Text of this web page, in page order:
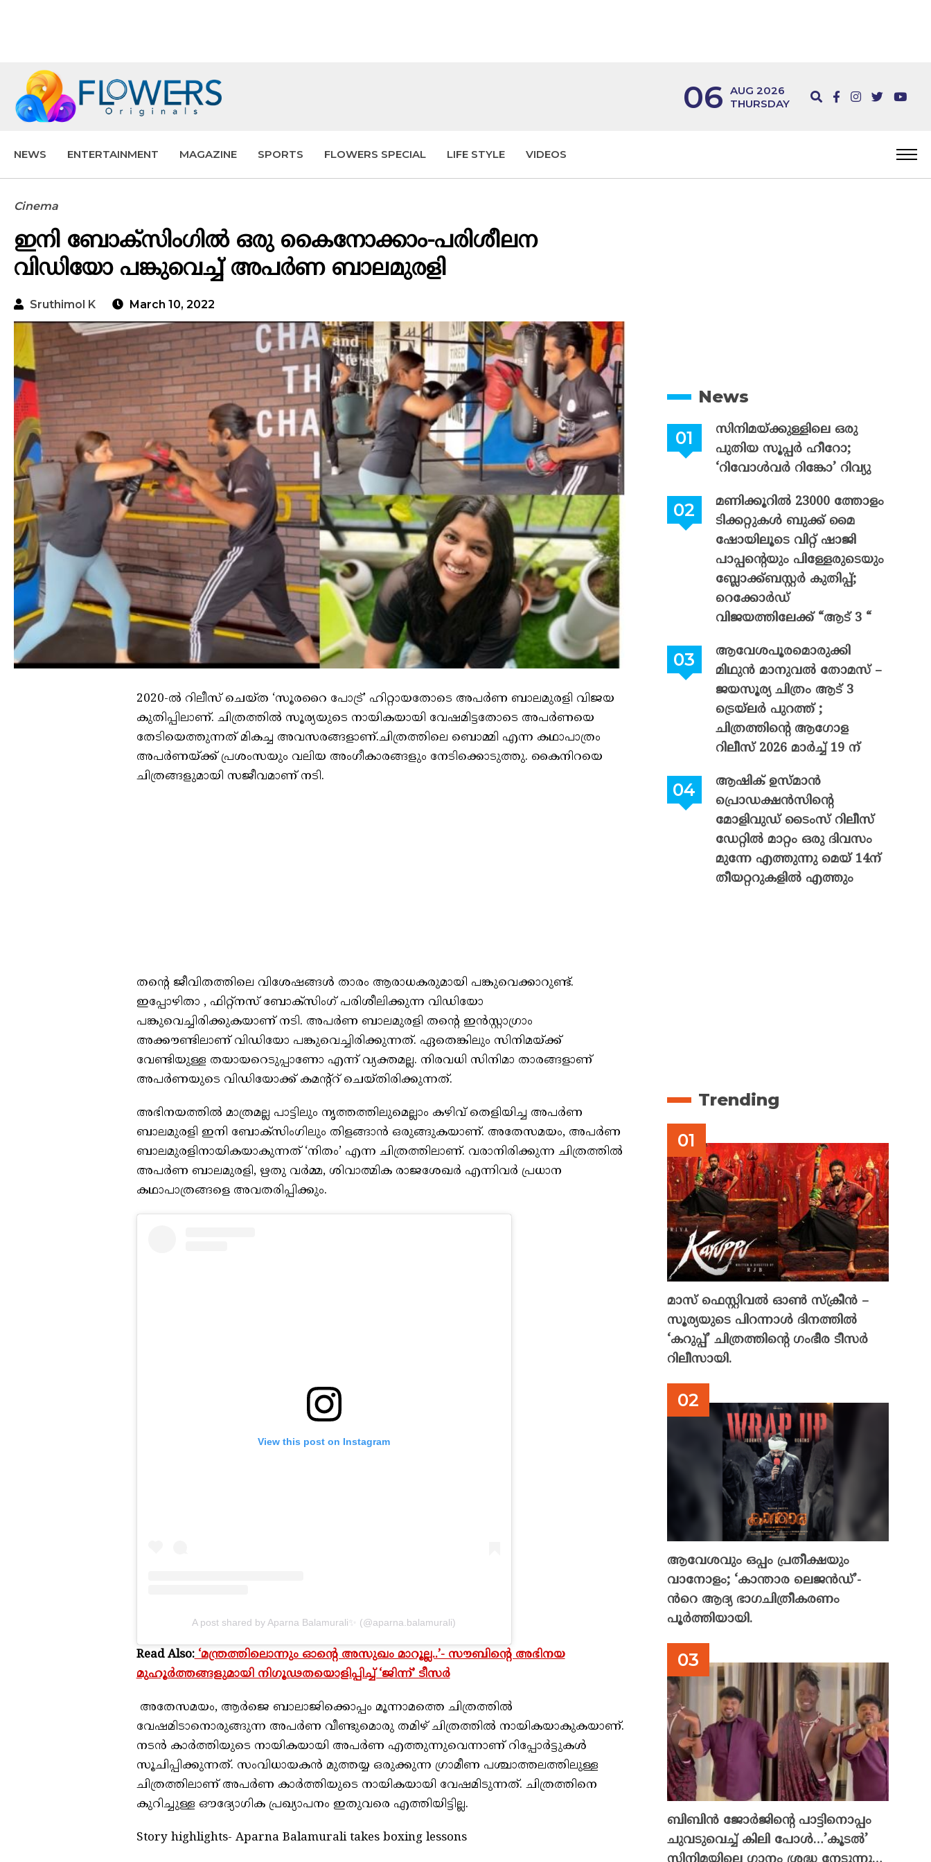
06 AUG 2026
THURSDAY
NEWS ENTERTAINMENT MAGAZINE SPORTS FLOWERS SPECIAL LIFE STYLE VIDEOS
Cinema
ഇനി ബോക്‌സിംഗിൽ ഒരു കൈനോക്കാം-പരിശീലന
വിഡിയോ പങ്കുവെച്ച് അപർണ ബാലമുരളി
Sruthimol K March 10, 2022
2020-ൽ റിലീസ് ചെയ്ത ‘സൂരറൈ പോട്ര്’ ഹിറ്റായതോടെ അപർണ ബാലമുരളി വിജയ
കുതിപ്പിലാണ്. ചിത്രത്തിൽ സൂര്യയുടെ നായികയായി വേഷമിട്ടതോടെ അപർണയെ
തേടിയെത്തുന്നത് മികച്ച അവസരങ്ങളാണ്.ചിത്രത്തിലെ ബൊമ്മി എന്ന കഥാപാത്രം
അപർണയ്ക്ക് പ്രശംസയും വലിയ അംഗീകാരങ്ങളും നേടിക്കൊടുത്തു. കൈനിറയെ
ചിത്രങ്ങളുമായി സജീവമാണ് നടി.
തന്റെ ജീവിതത്തിലെ വിശേഷങ്ങൾ താരം ആരാധകരുമായി പങ്കുവെക്കാറുണ്ട്.
ഇപ്പോഴിതാ , ഫിറ്റ്നസ് ബോക്‌സിംഗ് പരിശീലിക്കുന്ന വിഡിയോ
പങ്കുവെച്ചിരിക്കുകയാണ് നടി. അപർണ ബാലമുരളി തന്റെ ഇൻസ്റ്റാഗ്രാം
അക്കൗണ്ടിലാണ് വിഡിയോ പങ്കുവെച്ചിരിക്കുന്നത്. ഏതെങ്കിലും സിനിമയ്ക്ക്
വേണ്ടിയുള്ള തയായറെടുപ്പാണോ എന്ന് വ്യക്തമല്ല. നിരവധി സിനിമാ താരങ്ങളാണ്
അപർണയുടെ വിഡിയോക്ക് കമന്റ്റ് ചെയ്തിരിക്കുന്നത്.
അഭിനയത്തിൽ മാത്രമല്ല പാട്ടിലും നൃത്തത്തിലുമെല്ലാം കഴിവ് തെളിയിച്ച അപർണ
ബാലമുരളി ഇനി ബോക്സിംഗിലും തിളങ്ങാൻ ഒരുങ്ങുകയാണ്. അതേസമയം, അപർണ
ബാലമുരളിനായികയാകുന്നത് ‘നിതം’ എന്ന ചിത്രത്തിലാണ്. വരാനിരിക്കുന്ന ചിത്രത്തിൽ
അപർണ ബാലമുരളി, ഋതു വർമ്മ, ശിവാത്മിക രാജശേഖർ എന്നിവർ പ്രധാന
കഥാപാത്രങ്ങളെ അവതരിപ്പിക്കും.
View this post on Instagram
A post shared by Aparna Balamurali✨ (@aparna.balamurali)
Read Also:‘മന്ത്രത്തിലൊന്നും ഓന്റെ അസുഖം മാറൂല്ല..’- സൗബിന്റെ അഭിനയ
മുഹൂർത്തങ്ങളുമായി നിഗൂഢതയൊളിപ്പിച്ച് ‘ജിന്ന്’ ടീസർ
അതേസമയം, ആർജെ ബാലാജിക്കൊപ്പം മൂന്നാമത്തെ ചിത്രത്തിൽ
വേഷമിടാനൊരുങ്ങുന്ന അപർണ വീണ്ടുമൊരു തമിഴ് ചിത്രത്തിൽ നായികയാകുകയാണ്.
നടൻ കാർത്തിയുടെ നായികയായി അപർണ എത്തുന്നുവെന്നാണ് റിപ്പോർട്ടുകൾ
സൂചിപ്പിക്കുന്നത്. സംവിധായകൻ മുത്തയ്യ ഒരുക്കുന്ന ഗ്രാമീണ പശ്ചാത്തലത്തിലുള്ള
ചിത്രത്തിലാണ് അപർണ കാർത്തിയുടെ നായികയായി വേഷമിടുന്നത്. ചിത്രത്തിനെ
കുറിച്ചുള്ള ഔദ്യോഗിക പ്രഖ്യാപനം ഇതുവരെ എത്തിയിട്ടില്ല.
Story highlights- Aparna Balamurali takes boxing lessons
News
സിനിമയ്ക്കുള്ളിലെ ഒരു
പുതിയ സൂപ്പർ ഹീറോ;
‘റിവോൾവർ റിങ്കോ’ റിവ്യു
മണിക്കൂറിൽ 23000 ത്തോളം
ടിക്കറ്റുകൾ ബുക്ക് മൈ
ഷോയിലൂടെ വിറ്റ് ഷാജി
പാപ്പന്റെയും പിള്ളേരുടെയും
ബ്ലോക്ക്ബസ്റ്റർ കുതിപ്പ്;
റെക്കോർഡ്
വിജയത്തിലേക്ക് “ആട് 3 “
ആവേശപൂരമൊരുക്കി
മിഥുൻ മാനുവൽ തോമസ് –
ജയസൂര്യ ചിത്രം ആട് 3
ട്രെയ്‌ലർ പുറത്ത് ;
ചിത്രത്തിന്റെ ആഗോള
റിലീസ് 2026 മാർച്ച് 19 ന്
ആഷിക് ഉസ്മാൻ
പ്രൊഡക്ഷൻസിന്റെ
മോളിവുഡ് ടൈംസ് റിലീസ്
ഡേറ്റിൽ മാറ്റം ഒരു ദിവസം
മുന്നേ എത്തുന്നു മെയ് 14ന്
തീയറ്ററുകളിൽ എത്തും
Trending
മാസ് ഫെസ്റ്റിവൽ ഓൺ സ്‌ക്രീൻ –
സൂര്യയുടെ പിറന്നാൾ ദിനത്തിൽ
‘കറുപ്പ്’ ചിത്രത്തിന്റെ ഗംഭീര ടീസർ
റിലീസായി.
ആവേശവും ഒപ്പം പ്രതീക്ഷയും
വാനോളം; ‘കാന്താര ലെജൻഡ്’-
ൻറെ ആദ്യ ഭാഗചിത്രീകരണം
പൂർത്തിയായി.
ബിബിൻ ജോർജിന്റെ പാട്ടിനൊപ്പം
ചുവടുവെച്ച് കിലി പോൾ…’കൂടൽ’